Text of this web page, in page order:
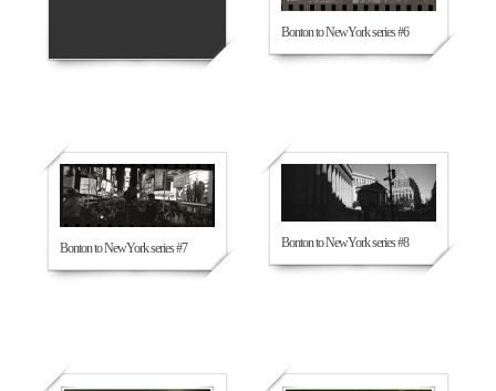
Bonton to NewYork series #6
Bonton to NewYork series #7
472
Bonton to NewYork series #8